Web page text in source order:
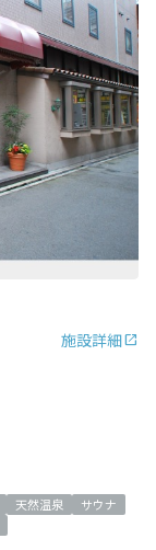
施設詳細
天然温泉
サウナ